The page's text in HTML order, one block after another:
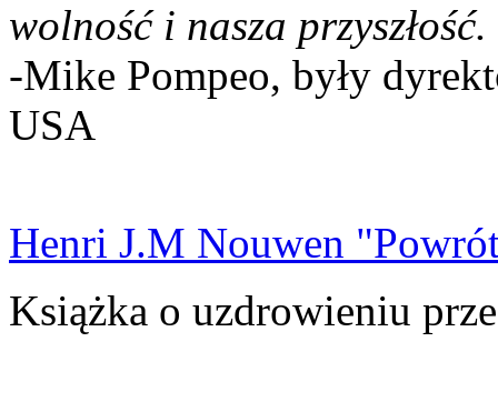
wolność i nasza przyszłość.
-Mike Pompeo, były
USA
Henri J.M Nouwen
Książka o uzdrowieniu